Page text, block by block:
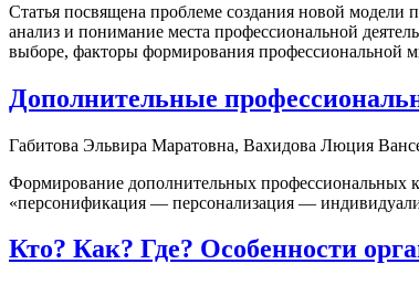
Статья посвящена проблеме создания новой модели
анализ и понимание места профессиональной
выборе, факторы формирования профессиональной
Дополнительные
Габитова Эльвира Маратовна, Вахидова Люция
Формирование дополнительных профессиональных
«персонификация — персонализация —
Кто? Как? Где? Особенности